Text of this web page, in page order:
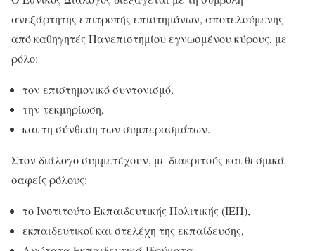
ανεξάρτητης επιτροπής επιστημόνων, αποτελούμενης
από καθηγητές Πανεπιστημίου εγνωσμένου κύρους, με
ρόλο:
τον επιστημονικό συντονισμό,
την τεκμηρίωση,
και τη σύνθεση των συμπερασμάτων.
Στον διάλογο συμμετέχουν, με διακριτούς και θεσμικά
σαφείς ρόλους:
το Ινστιτούτο Εκπαιδευτικής Πολιτικής (ΙΕΠ),
εκπαιδευτικοί και στελέχη της εκπαίδευσης,